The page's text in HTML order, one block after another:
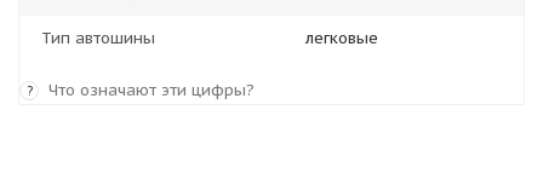
Тип автошины легковые
? Что означают эти цифры?